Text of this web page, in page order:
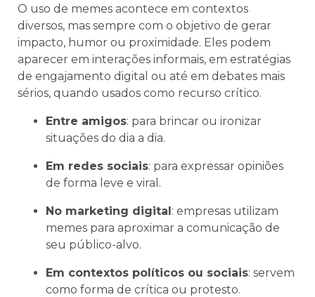
O uso de memes acontece em contextos
diversos, mas sempre com o objetivo de gerar
impacto, humor ou proximidade. Eles podem
aparecer em interações informais, em estratégias
de engajamento digital ou até em debates mais
sérios, quando usados como recurso crítico.
Entre amigos: para brincar ou ironizar
situações do dia a dia.
Em redes sociais: para expressar opiniões
de forma leve e viral.
No marketing digital: empresas utilizam
memes para aproximar a comunicação de
seu público-alvo.
Em contextos políticos ou sociais: servem
como forma de crítica ou protesto.